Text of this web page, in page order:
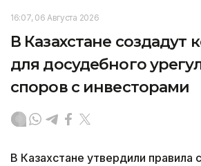
16:07, 06 Августа 2026
В Казахстане создадут
для досудебного
споров с инвесторами
В Казахстане утвердили правила